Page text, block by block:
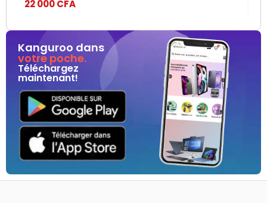
22 000CFA
Kanguroo dans
votre poche.
Téléchargez
maintenant!